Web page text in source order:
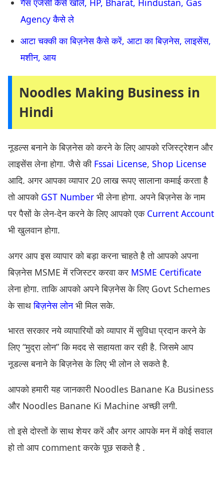
गैस एजेंसी कैसे खोले, HP, Bharat, Hindustan, Gas
Agency कैसे ले
आटा चक्की का बिज़नेस कैसे करें, आटा का बिज़नेस, लाइसेंस,
मशीन, आय
Noodles Making Business in
Hindi
नूडल्स बनाने के बिज़नेस को करने के लिए आपको रजिस्ट्रेशन और
लाइसेंस लेना होगा. जैसे की Fssai License, Shop License
आदि. अगर आपका व्यापार 20 लाख रूपए सालाना कमाई करता है
तो आपको GST Number भी लेना होगा. अपने बिज़नेस के नाम
पर पैसों के लेन-देन करने के लिए आपको एक Current Account
भी खुलवान होगा.
अगर आप इस व्यापार को बड़ा करना चाहते है तो आपको अपना
बिज़नेस MSME में रजिस्टर करवा कर MSME Certificate
लेना होगा. ताकि आपको अपने बिज़नेस के लिए Govt Schemes
के साथबिज़नेस लोनभी मिल सके.
भारत सरकार नये व्यापारियों को व्यापार में सुविधा प्रदान करने के
लिए “मुद्रा लोन” कि मदद से सहायता कर रही है. जिसमे आप
नूडल्स बनाने के बिज़नेस के लिए भी लोन ले सकते है.
आपको हमारी यह जानकारी Noodles Banane Ka Business
और Noodles Banane Ki Machine अच्छी लगी.
तो इसे दोस्तों के साथ शेयर करें और अगर आपके मन में कोई सवाल
हो तो आप comment करके पूछ सकते है .